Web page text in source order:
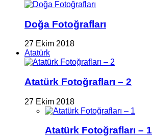
Doğa Fotoğrafları
27 Ekim 2018
Atatürk
Atatürk Fotoğrafları – 2
27 Ekim 2018
Atatürk Fotoğrafları – 1